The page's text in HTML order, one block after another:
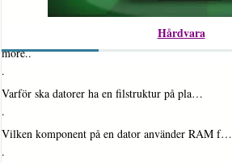
Hårdvara
more..
·
Varför ska datorer ha en filstruktur på pla…
·
Vilken komponent på en dator använder RAM f…
·